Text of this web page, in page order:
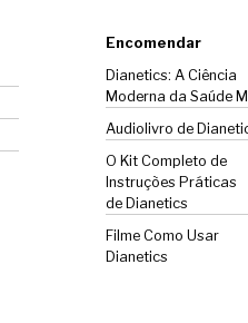
Encomendar
Dianetics: A Ciência
Moderna da Saúde
Audiolivro de
O Kit Completo de
Instruções Práticas
de Dianetics
Filme Como Usar
Dianetics